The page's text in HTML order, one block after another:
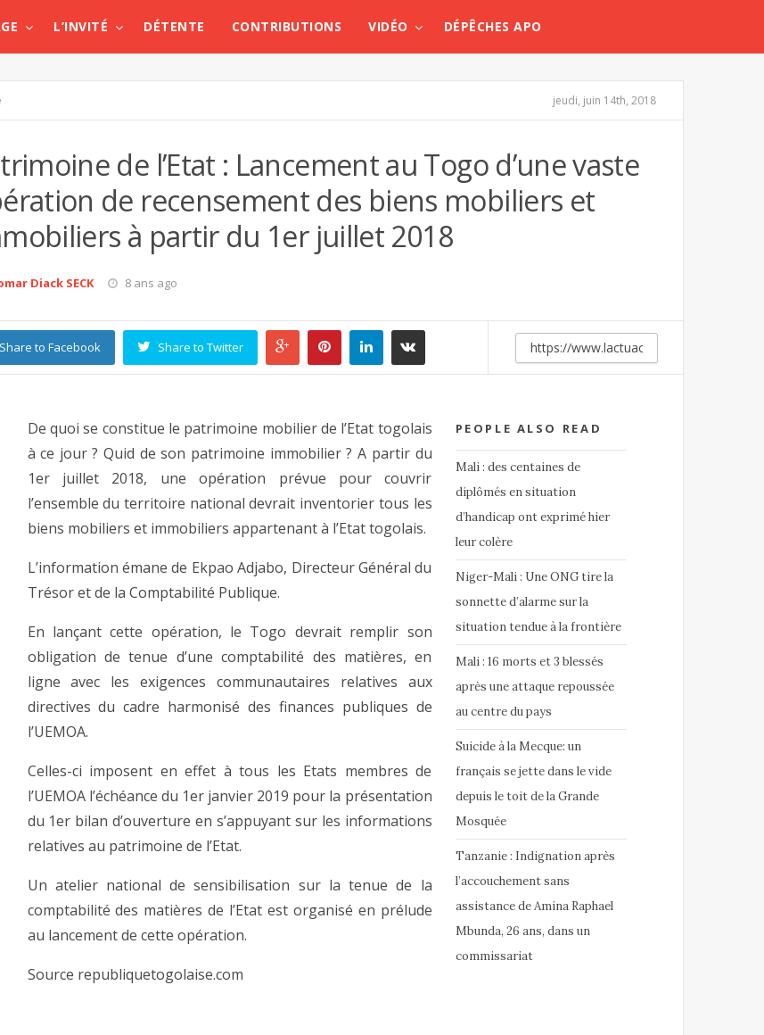
L’INVITÉ DÉTENTE CONTRIBUTIONS VIDÉO DÉPÊCHES APO
jeudi, juin 14th, 2018
de l’Etat : Lancement au Togo d’une vaste
de recensement des biens mobiliers et
à partir du 1er juillet 2018
Diack SECK 8 ans ago
Share to Facebook Share to Twitter
PEOPLE ALSO READ
Mali : des centaines de
diplômés en situation
d’handicap ont exprimé hier
leur colère
Niger-Mali : Une ONG tire la
sonnette d’alarme sur la
situation tendue à la frontière
Mali : 16 morts et 3 blessés
après une attaque repoussée
au centre du pays
Suicide à la Mecque: un
français se jette dans le vide
depuis le toit de la Grande
Mosquée
Tanzanie : Indignation après
l’accouchement sans
assistance de Amina Raphael
Mbunda, 26 ans, dans un
commissariat
De quoi se constitue le patrimoine mobilier de l’Etat togolais
à ce jour ? Quid de son patrimoine immobilier ?A partir du
1er juillet 2018, une opération prévue pour couvrir
l’ensemble du territoire national devrait inventorier tous les
biens mobiliers et immobiliers appartenant à l’Etat togolais.
L’information émane de Ekpao Adjabo, Directeur Général du
Trésor et de la Comptabilité Publique.
En lançant cette opération, le Togo devrait remplir son
obligation de tenue d’une comptabilité des matières, en
ligne avec les exigences communautaires relatives aux
directives du cadre harmonisé des finances publiques de
l’UEMOA.
Celles-ci imposent en effet à tous les Etats membres de
l’UEMOA l’échéance du 1er janvier 2019 pour la présentation
du 1er bilan d’ouverture en s’appuyant sur les informations
relatives au patrimoine de l’Etat.
Un atelier national de sensibilisation sur la tenue de la
comptabilité des matières de l’Etat est organisé en prélude
au lancement de cette opération.
Source republiquetogolaise.com